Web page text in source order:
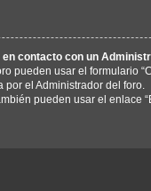
en contacto con un
pueden usar el formulario
el Administrador del foro.
pueden usar el enlace